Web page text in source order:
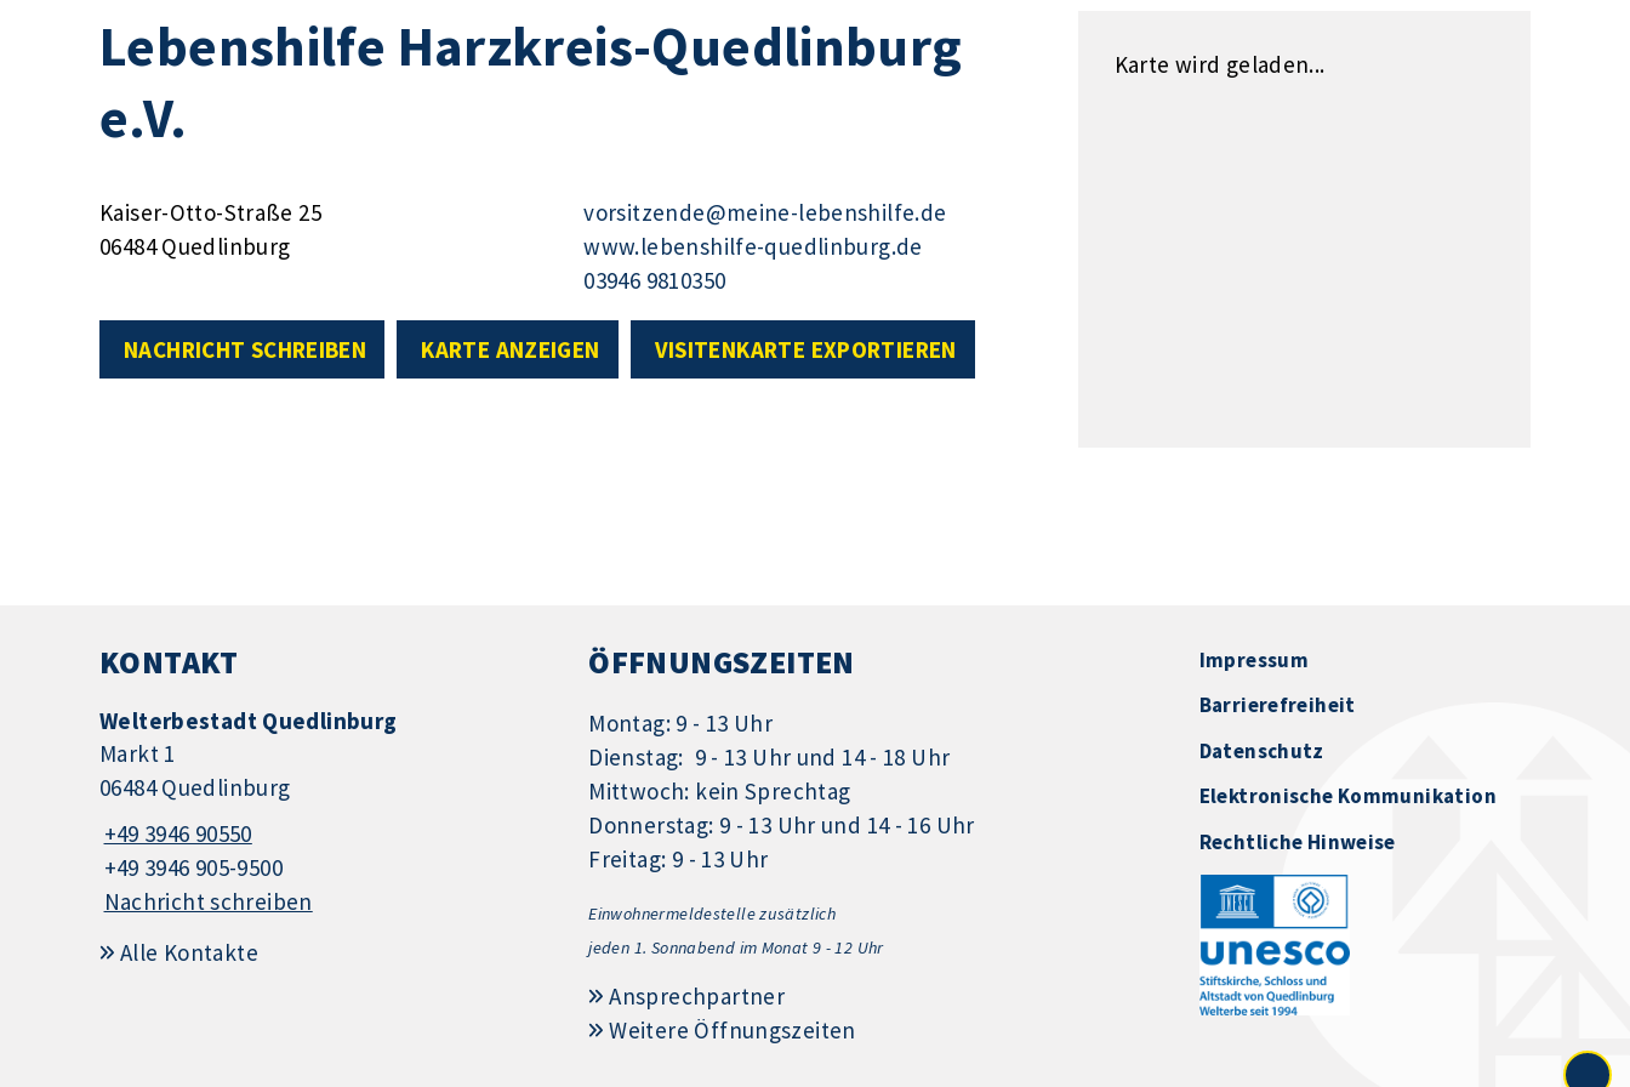
Lebenshilfe Harzkreis-Quedlinburg
e.V.
Kaiser-Otto-Straße 25
06484 Quedlinburg
vorsitzende@meine-lebenshilfe.de
www.lebenshilfe-quedlinburg.de
03946 9810350
NACHRICHT SCHREIBEN KARTE ANZEIGEN VISITENKARTE EXPORTIEREN
Karte wird geladen...
KONTAKT
Welterbestadt Quedlinburg
Markt 1
06484 Quedlinburg
+49 3946 90550
+49 3946 905-9500
Nachricht schreiben
Alle Kontakte
ÖFFNUNGSZEITEN
Montag: 9 - 13 Uhr
Dienstag: 9 - 13 Uhr und 14 - 18 Uhr
Mittwoch: kein Sprechtag
Donnerstag: 9 - 13 Uhr und 14 - 16 Uhr
Freitag: 9 - 13 Uhr
Einwohnermeldestelle zusätzlich
jeden 1. Sonnabend im Monat 9 - 12 Uhr
Ansprechpartner
Weitere Öffnungszeiten
Impressum
Barrierefreiheit
Datenschutz
Elektronische Kommunikation
Rechtliche Hinweise